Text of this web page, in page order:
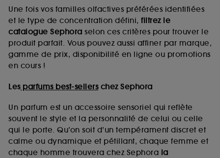
Une fois vos familles olfactives préférées identifiées
et le type de concentration défini, filtrez le
catalogue Sephora selon ces critères pour trouver le
produit parfait. Vous pouvez aussi affiner par marque,
gamme de prix, disponibilité en ligne ou promotions
en cours !
Lesparfums best-sellerschez Sephora
Un parfum est un accessoire sensoriel qui reflète
souvent le style et la personnalité de celui ou celle
qui le porte. Qu’on soit d’un tempérament discret et
calme ou dynamique et pétillant, chaque femme et
chaque homme trouvera chez Sephora la